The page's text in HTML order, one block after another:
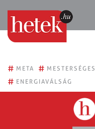
# META #
# ENERGIAVÁLSÁG